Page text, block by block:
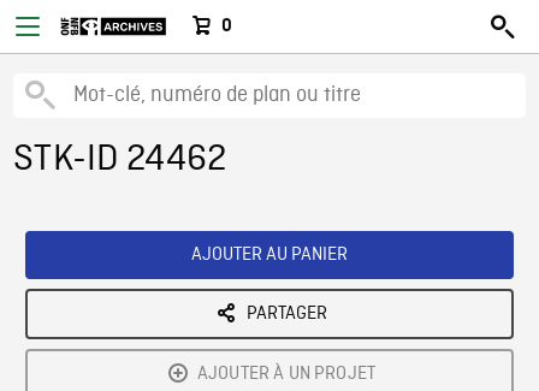
0
STK-ID 24462
AJOUTER AU PANIER
PARTAGER
AJOUTER À UN PROJET